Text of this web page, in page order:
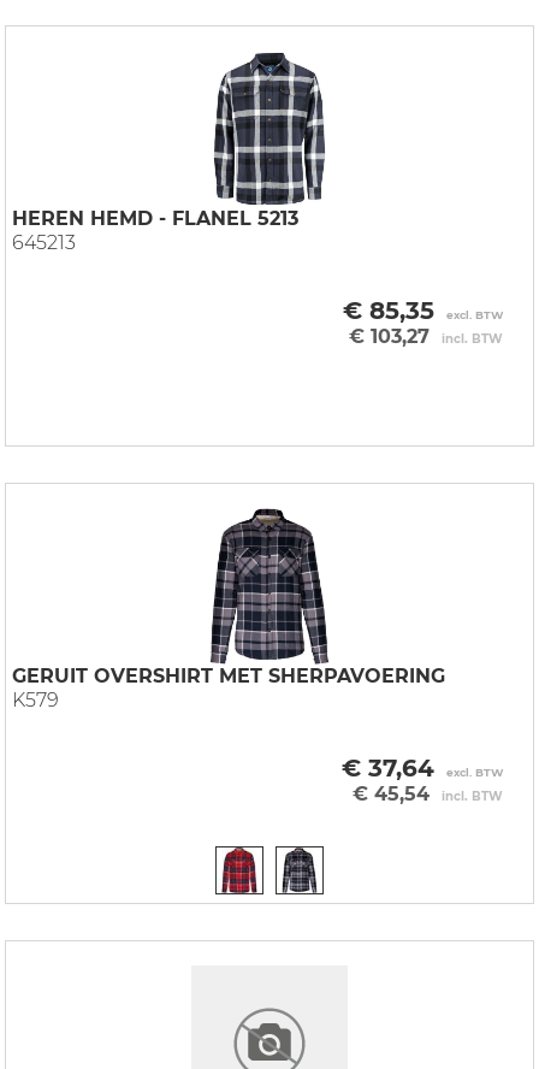
HEREN HEMD - FLANEL 5213
645213
€ 85,35 excl. BTW
€ 103,27 incl. BTW
GERUIT OVERSHIRT MET SHERPAVOERING
K579
€ 37,64 excl. BTW
€ 45,54 incl. BTW